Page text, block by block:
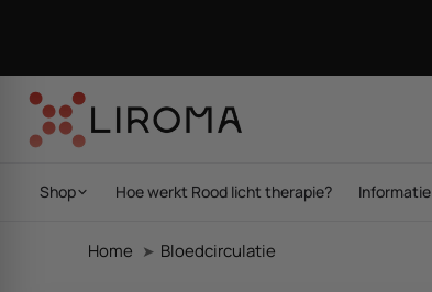
Shop Hoe werkt Rood licht therapie? Informatie
Home Bloedcirculatie